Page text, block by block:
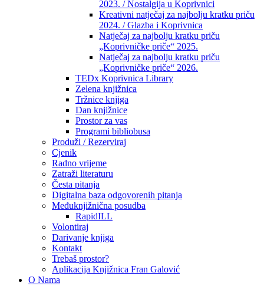
2023. / Nostalgija u Koprivnici
Kreativni natječaj za najbolju kratku priču
2024. / Glazba i Koprivnica
Natječaj za najbolju kratku priču
„Koprivničke priče“ 2025.
Natječaj za najbolju kratku priču
„Koprivničke priče“ 2026.
TEDx Koprivnica Library
Zelena knjižnica
Tržnice knjiga
Dan knjižnice
Prostor za vas
Programi bibliobusa
Produži / Rezerviraj
Cjenik
Radno vrijeme
Zatraži literaturu
Česta pitanja
Digitalna baza odgovorenih pitanja
Međuknjižnična posudba
RapidILL
Volontiraj
Darivanje knjiga
Kontakt
Trebaš prostor?
Aplikacija Knjižnica Fran Galović
O Nama